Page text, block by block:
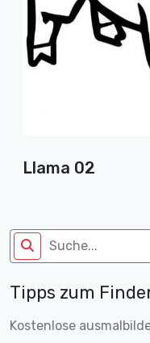
Llama 02
Tipps zum
Kostenlose